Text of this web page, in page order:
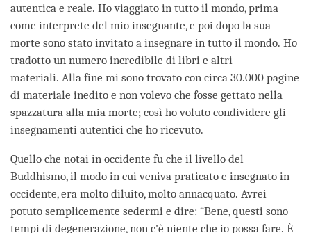
autentica e reale. Ho viaggiato in tutto il mondo, prima
come interprete del mio insegnante, e poi dopo la sua
morte sono stato invitato a insegnare in tutto il mondo. Ho
tradotto un numero incredibile di libri e altri
materiali. Alla fine mi sono trovato con circa 30.000 pagine
di materiale inedito e non volevo che fosse gettato nella
spazzatura alla mia morte; così ho voluto condividere gli
insegnamenti autentici che ho ricevuto.
Quello che notai in occidente fu che il livello del
Buddhismo, il modo in cui veniva praticato e insegnato in
occidente, era molto diluito, molto annacquato. Avrei
potuto semplicemente sedermi e dire: “Bene, questi sono
tempi di degenerazione, non c'è niente che io possa fare. È